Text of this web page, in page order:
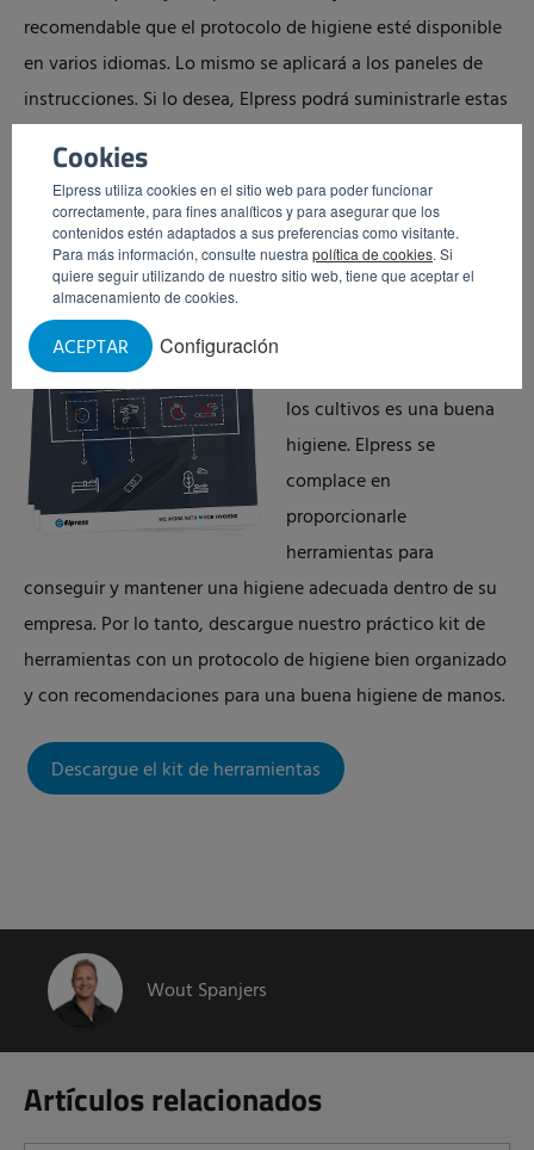
Cookies
Elpress utiliza cookies en el sitio web para poder funcionar
correctamente, para fines analíticos y para asegurar que los
contenidos estén adaptados a sus preferencias como visitante.
Para más información, consulte nuestra política de cookies. Si
quiere seguir utilizando de nuestro sitio web, tiene que aceptar el
almacenamiento de cookies.
Configuración
ACEPTAR
recomendable que el protocolo de higiene esté disponible
en varios idiomas. Lo mismo se aplicará a los paneles de
instrucciones. Si lo desea, Elpress podrá suministrarle estas
compuerta higiénica.
Kit de
herramientas de
los cultivos es una buena
higiene. Elpress se
complace en
proporcionarle
herramientas para
conseguir y mantener una higiene adecuada dentro de su
empresa. Por lo tanto, descargue nuestro práctico kit de
herramientas con un protocolo de higiene bien organizado
y con recomendaciones para una buena higiene de manos.
Descargue el kit de herramientas
Wout Spanjers
Artículos relacionados